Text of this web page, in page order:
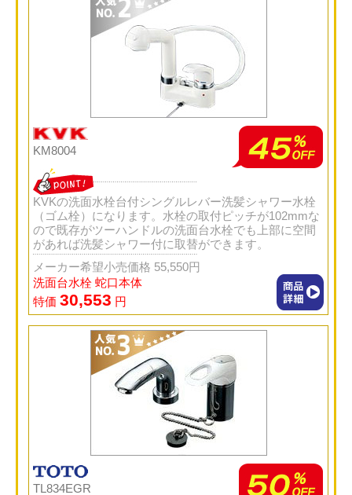
KM8004
KVKの洗面水栓台付シングルレバー洗髪シャワー水栓
（ゴム栓）になります。水栓の取付ピッチが102mmな
ので既存がツーハンドルの洗面台水栓でも上部に空間
があれば洗髪シャワー付に取替ができます。
メーカー希望小売価格 55,550円
洗面台水栓 蛇口本体
特価 30,553 円
TL834EGR